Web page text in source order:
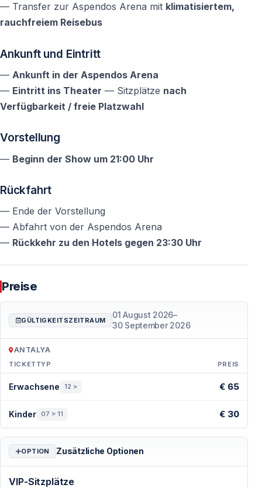
Es ist eine Tanz- und Live-Musik-Show mit starken
theatralischen Elementen.
Benötige ich historische Vorkenntnisse?
Nein — die Geschichte wird visuell durch Bewegung
und Musik erzählt und ist für alle verständlich.
— Transfer zur Aspendos Arena mit klimatisiertem,
rauchfreiem Reisebus
Ankunft und Eintritt
— Ankunft in der Aspendos Arena
— Eintritt ins Theater — Sitzplätze nach
Verfügbarkeit / freie Platzwahl
Vorstellung
— Beginn der Show um 21:00 Uhr
Rückfahrt
— Ende der Vorstellung
— Abfahrt von der Aspendos Arena
— Rückkehr zu den Hotels gegen 23:30 Uhr
Preise
GÜLTIGKEITSZEITRAUM
01 August 2026–
30 September 2026
ANTALYA
TICKETTYP PREIS
Erwachsene 12 > € 65
Kinder 07 > 11 € 30
OPTION Zusätzliche Optionen
VIP-Sitzplätze